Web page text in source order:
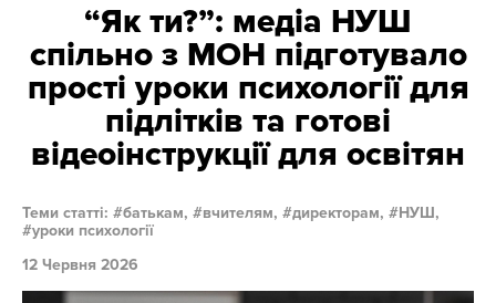
“Як ти?”: медіа НУШ
спільно з МОН підготувало
прості уроки психології для
підлітків та готові
відеоінструкції для освітян
Теми статті: батькам, вчителям, директорам,
НУШ,
уроки психології
12 Червня 2026